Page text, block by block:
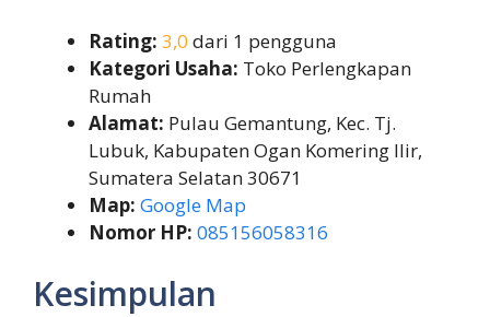
Rating: 3,0 dari 1 pengguna
Kategori Usaha: Toko Perlengkapan
Rumah
Alamat: Pulau Gemantung, Kec. Tj.
Lubuk, Kabupaten Ogan Komering Ilir,
Sumatera Selatan 30671
Map: Google Map
Nomor HP: 085156058316
Kesimpulan